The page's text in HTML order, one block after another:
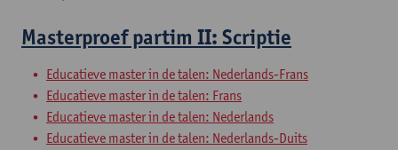
Masterproef partim II: Scriptie
Educatieve master in de talen: Nederlands-Frans
Educatieve master in de talen: Frans
Educatieve master in de talen: Nederlands
Educatieve master in de talen: Nederlands-Duits